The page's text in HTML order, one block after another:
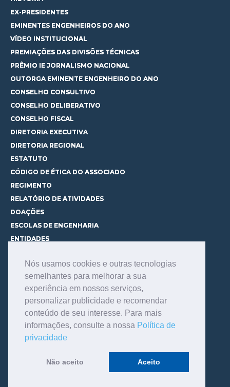
Nós usamos cookies e outras tecnologias
semelhantes para melhorar a sua
experiência em nossos serviços,
personalizar publicidade e recomendar
conteúdo de seu interesse. Para mais
informações, consulte a nossa Política de
privacidade
Não aceito Aceito
EX-PRESIDENTES
EMINENTES ENGENHEIROS DO ANO
VÍDEO INSTITUCIONAL
PREMIAÇÕES DAS DIVISÕES TÉCNICAS
PRÊMIO IE JORNALISMO NACIONAL
OUTORGA EMINENTE ENGENHEIRO DO ANO
CONSELHO CONSULTIVO
CONSELHO DELIBERATIVO
CONSELHO FISCAL
DIRETORIA EXECUTIVA
DIRETORIA REGIONAL
ESTATUTO
CÓDIGO DE ÉTICA DO ASSOCIADO
REGIMENTO
RELATÓRIO DE ATIVIDADES
DOAÇÕES
ESCOLAS DE ENGENHARIA
ENTIDADES
CURSOS
CONHEÇA OS CURSOS
CENTRAL DE MENTORIA
CONTATO
INFORMAÇÕES GERAIS